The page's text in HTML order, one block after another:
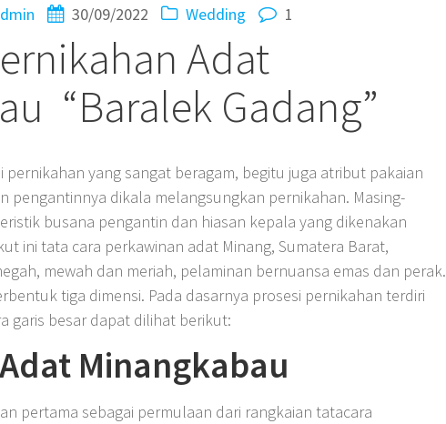
30/09/2022 Wedding 1
Adat
“Baralek Gadang”
pernikahan yang sangat beragam, begitu juga atribut pakaian
pengantinnya dikala melangsungkan pernikahan. Masing-
busana pengantin dan hiasan kepala yang dikenakan
ini tata cara perkawinan adat Minang, Sumatera Barat,
mewah dan meriah, pelaminan bernuansa emas dan perak.
tiga dimensi. Pada dasarnya prosesi pernikahan terdiri
garis besar dapat dilihat berikut:
Minangkabau
pertama sebagai permulaan dari rangkaian tatacara